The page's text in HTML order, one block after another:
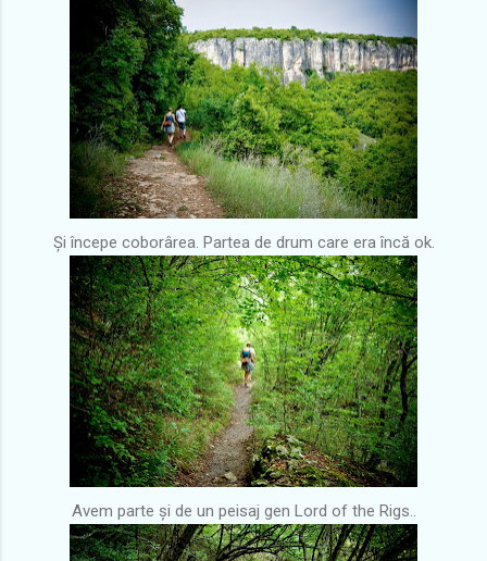
Și începe coborârea. Partea de drum care era încă ok.
Avem parte și de un peisaj gen Lord of the Rigs..